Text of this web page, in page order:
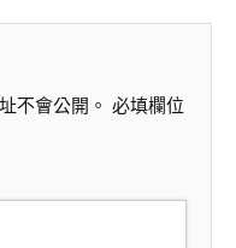
不會公開。 必填欄位